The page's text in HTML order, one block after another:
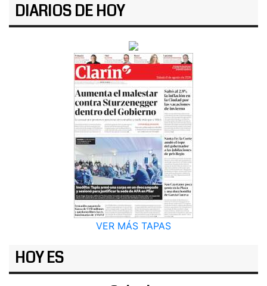
DIARIOS DE HOY
VER MÁS TAPAS
HOY ES